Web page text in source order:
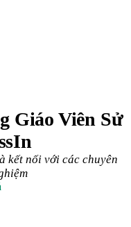
Giáo Viên Sử
kết nối với các chuyên